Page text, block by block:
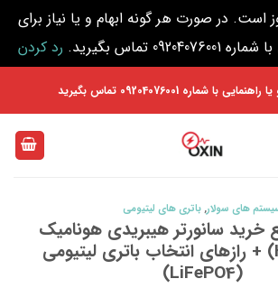
است. در صورت هر گونه ابهام و یا نیاز برای
تماس بگیرید.
رد کردن
شماره 09204076001 تماس بگیرید
های سولار,باتری های لیتیومی
خرید سانورتر هیبریدی هونامیک
(Hunamick) + رازهای انتخاب باتری لیتیومی
(LiFePO4)